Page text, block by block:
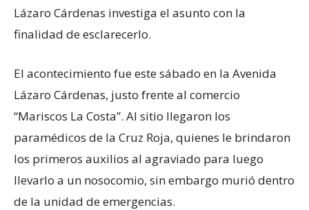
Lázaro Cárdenas investiga el asunto con la
finalidad de esclarecerlo.
El acontecimiento fue este sábado en la Avenida
Lázaro Cárdenas, justo frente al comercio
“Mariscos La Costa”. Al sitio llegaron los
paramédicos de la Cruz Roja, quienes le brindaron
los primeros auxilios al agraviado para luego
llevarlo a un nosocomio, sin embargo murió dentro
de la unidad de emergencias.